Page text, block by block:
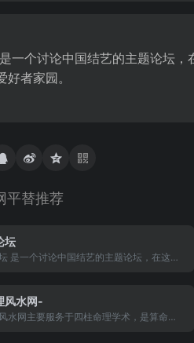
一个讨论中国结艺的主题论坛
者家园。
平替推荐
坛
是一个讨论中国结艺的主题论坛，在这里
园。
风水网-
水网主要服务于四柱命理学术，是算命准